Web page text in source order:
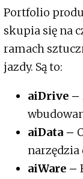
Portfolio
skupia się na
ramach
jazdy. Są to:
aiDrive –
aiData –
narzędzia
aiWare –